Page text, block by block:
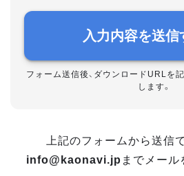
入力内容を送信
フォーム送信後、ダウンロードURLを
します。
上記のフォームから送信
info@kaonavi.jp までメール